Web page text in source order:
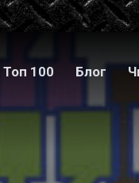
Топ 100 Блог